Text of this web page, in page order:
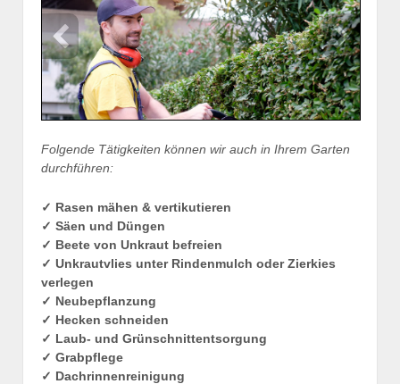
Folgende Tätigkeiten können wir auch in Ihrem Garten
durchführen:
✓ Rasen mähen & vertikutieren
✓ Säen und Düngen
✓ Beete von Unkraut befreien
✓ Unkrautvlies unter Rindenmulch oder Zierkies
verlegen
✓ Neubepflanzung
✓ Hecken schneiden
✓ Laub- und Grünschnittentsorgung
✓ Grabpflege
✓ Dachrinnenreinigung